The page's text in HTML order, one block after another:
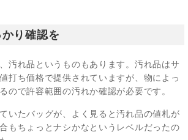
り確認を
汚れ品というものもあります。汚れ品はサ
打ち価格で提供されていますが、物によっ
ので許容範囲の汚れか確認が必要です。
いたバッグが、よく見ると汚れ品の値札が
もちょっとナシかなというレベルだったの